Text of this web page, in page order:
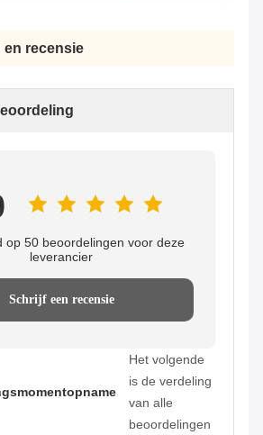
en recensie
op 50 beoordelingen voor deze
leverancier
Schrijf een recensie
Het volgende
is de verdeling
van alle
beoordelingen